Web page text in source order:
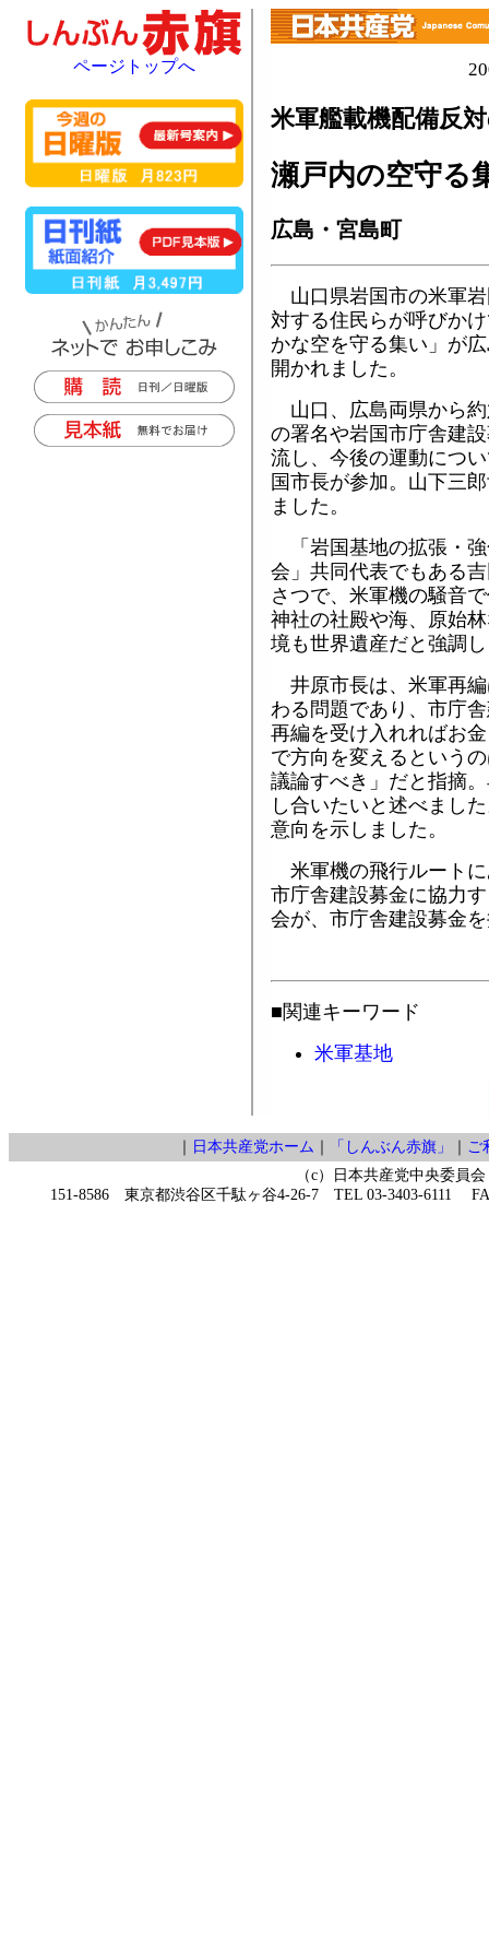
米軍艦載機配備反
瀬戸内の空守る
広島・宮島町
山口県岩国市の米軍
対する住民らが呼びか
かな空を守る集い」が
開かれました。
山口、広島両県から
の署名や岩国市庁舎建
流し、今後の運動につ
国市長が参加。山下三
ました。
「岩国基地の拡張・
会」共同代表でもある
さつで、米軍機の騒音
神社の社殿や海、原始
境も世界遺産だと強調
井原市長は、米軍再
わる問題であり、市庁
再編を受け入れればお
で方向を変えるという
議論すべき」だと指摘
し合いたいと述べまし
意向を示しました。
米軍機の飛行ルート
市庁舎建設募金に協力
会が、市庁舎建設募金
■関連キーワード
米軍基地
ページトップへ
日本共産党ホーム 「しんぶん赤旗」
ご
（c）日本共産党中央委員会
151-8586 東京都渋谷区千駄ヶ谷4-26-7 TEL 03-3403-6111